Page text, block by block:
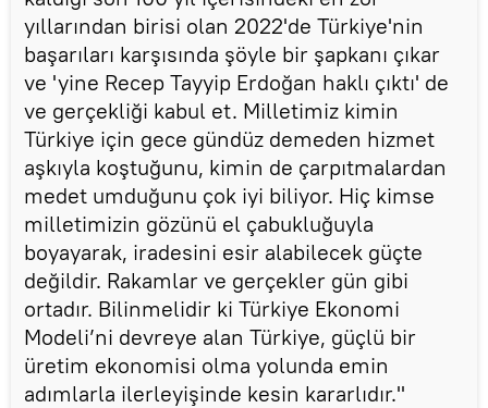
yıllarından birisi olan 2022'de Türkiye'nin
başarıları karşısında şöyle bir şapkanı çıkar
ve 'yine Recep Tayyip Erdoğan haklı çıktı' de
ve gerçekliği kabul et. Milletimiz kimin
Türkiye için gece gündüz demeden hizmet
aşkıyla koştuğunu, kimin de çarpıtmalardan
medet umduğunu çok iyi biliyor. Hiç kimse
milletimizin gözünü el çabukluğuyla
boyayarak, iradesini esir alabilecek güçte
değildir. Rakamlar ve gerçekler gün gibi
ortadır. Bilinmelidir ki Türkiye Ekonomi
Modeli’ni devreye alan Türkiye, güçlü bir
üretim ekonomisi olma yolunda emin
adımlarla ilerleyişinde kesin kararlıdır."